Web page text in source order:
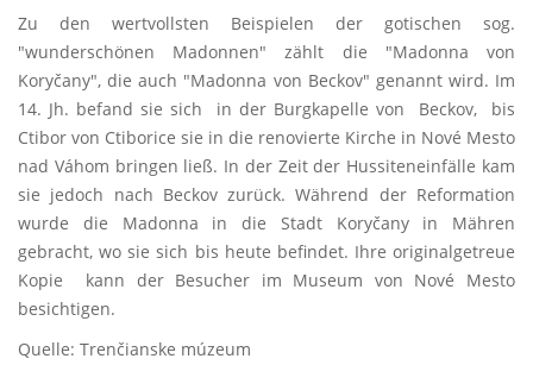
Zu den wertvollsten Beispielen der gotischen sog.
"wunderschönen Madonnen" zählt die "Madonna von
Koryčany", die auch "Madonna von Beckov" genannt wird. Im
14. Jh. befand sie sich in der Burgkapelle von Beckov, bis
Ctibor von Ctiborice sie in die renovierte Kirche in Nové Mesto
nad Váhom bringen ließ. In der Zeit der Hussiteneinfälle kam
sie jedoch nach Beckov zurück. Während der Reformation
wurde die Madonna in die Stadt Koryčany in Mähren
gebracht, wo sie sich bis heute befindet. Ihre originalgetreue
Kopie kann der Besucher im Museum von Nové Mesto
besichtigen.
Quelle: Trenčianske múzeum